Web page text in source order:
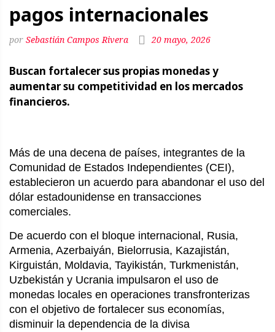
pagos internacionales
Sebastián Campos Rivera 20 mayo, 2026
Buscan fortalecer sus propias monedas y
aumentar su competitividad en los mercados
financieros.
Más de una decena de países, integrantes de la
Comunidad de Estados Independientes (CEI),
establecieron un acuerdo para abandonar el uso del
dólar estadounidense en transacciones
comerciales.
De acuerdo con el bloque internacional, Rusia,
Armenia, Azerbaiyán, Bielorrusia, Kazajistán,
Kirguistán, Moldavia, Tayikistán, Turkmenistán,
Uzbekistán y Ucrania impulsaron el uso de
monedas locales en operaciones transfronterizas
con el objetivo de fortalecer sus economías,
disminuir la dependencia de la divisa